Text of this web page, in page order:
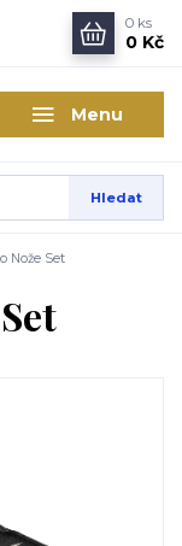
Menu
Hledat
0 ks
0 Kč
Nože Set